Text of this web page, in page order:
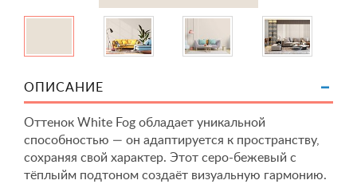
ОПИСАНИЕ
Оттенок White Fog обладает уникальной
способностью — он адаптируется к пространству,
сохраняя свой характер. Этот серо-бежевый с
тёплыйм подтоном создаёт визуальную гармонию.